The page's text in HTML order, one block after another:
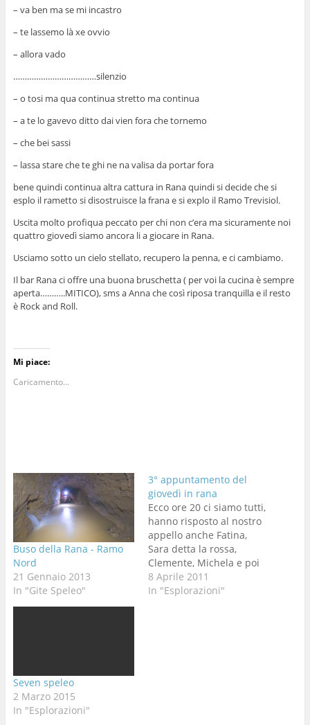
– va ben ma se mi incastro
– te lassemo là xe ovvio
– allora vado
………………………………silenzio
– o tosi ma qua continua stretto ma continua
– a te lo gavevo ditto dai vien fora che tornemo
– che bei sassi
– lassa stare che te ghi ne na valisa da portar fora
bene quindi continua altra cattura in Rana quindi si decide che si
esplo il rametto si disostruisce la frana e si explo il Ramo Trevisiol.
Uscita molto profiqua peccato per chi non c’era ma sicuramente noi
quattro giovedì siamo ancora li a giocare in Rana.
Usciamo sotto un cielo stellato, recupero la penna, e ci cambiamo.
Il bar Rana ci offre una buona bruschetta ( per voi la cucina è sempre
aperta………..MITICO), sms a Anna che così riposa tranquilla e il resto
è Rock and Roll.
Mi piace:
Caricamento...
Buso della Rana - Ramo
Nord
21 Gennaio 2013
In "Gite Speleo"
3° appuntamento del
giovedì in rana
Ecco ore 20 ci siamo tutti,
hanno risposto al nostro
appello anche Fatina,
Sara detta la rossa,
Clemente, Michela e poi
finito l'allenamento anche
Figata. si procede a passo
8 Aprile 2011
In "Esplorazioni"
Seven speleo
2 Marzo 2015
In "Esplorazioni"